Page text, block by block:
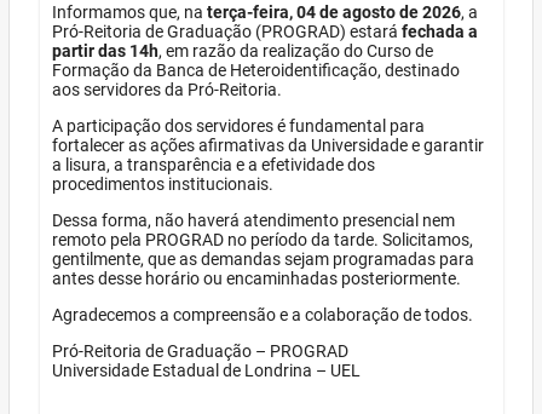
Informamos que, na terça-feira, 04 de agosto de 2026, a
Pró-Reitoria de Graduação (PROGRAD) estará fechada a
partir das 14h, em razão da realização do Curso de
Formação da Banca de Heteroidentificação, destinado
aos servidores da Pró-Reitoria.
A participação dos servidores é fundamental para
fortalecer as ações afirmativas da Universidade e garantir
a lisura, a transparência e a efetividade dos
procedimentos institucionais.
Dessa forma, não haverá atendimento presencial nem
remoto pela PROGRAD no período da tarde. Solicitamos,
gentilmente, que as demandas sejam programadas para
antes desse horário ou encaminhadas posteriormente.
Agradecemos a compreensão e a colaboração de todos.
Pró-Reitoria de Graduação – PROGRAD
Universidade Estadual de Londrina – UEL